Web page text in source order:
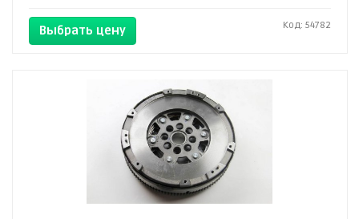
Выбрать цену Код: 54782